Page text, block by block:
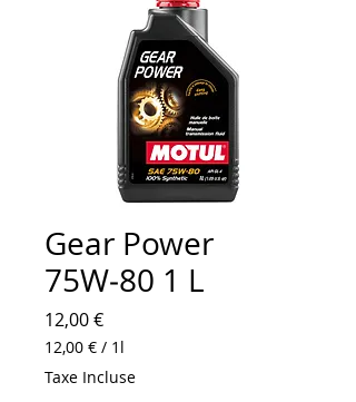
Gear Power
75W‑80 1 L
12,00 €Prix
12,00 € / 1l
12,00 €
pour
Taxe Incluse